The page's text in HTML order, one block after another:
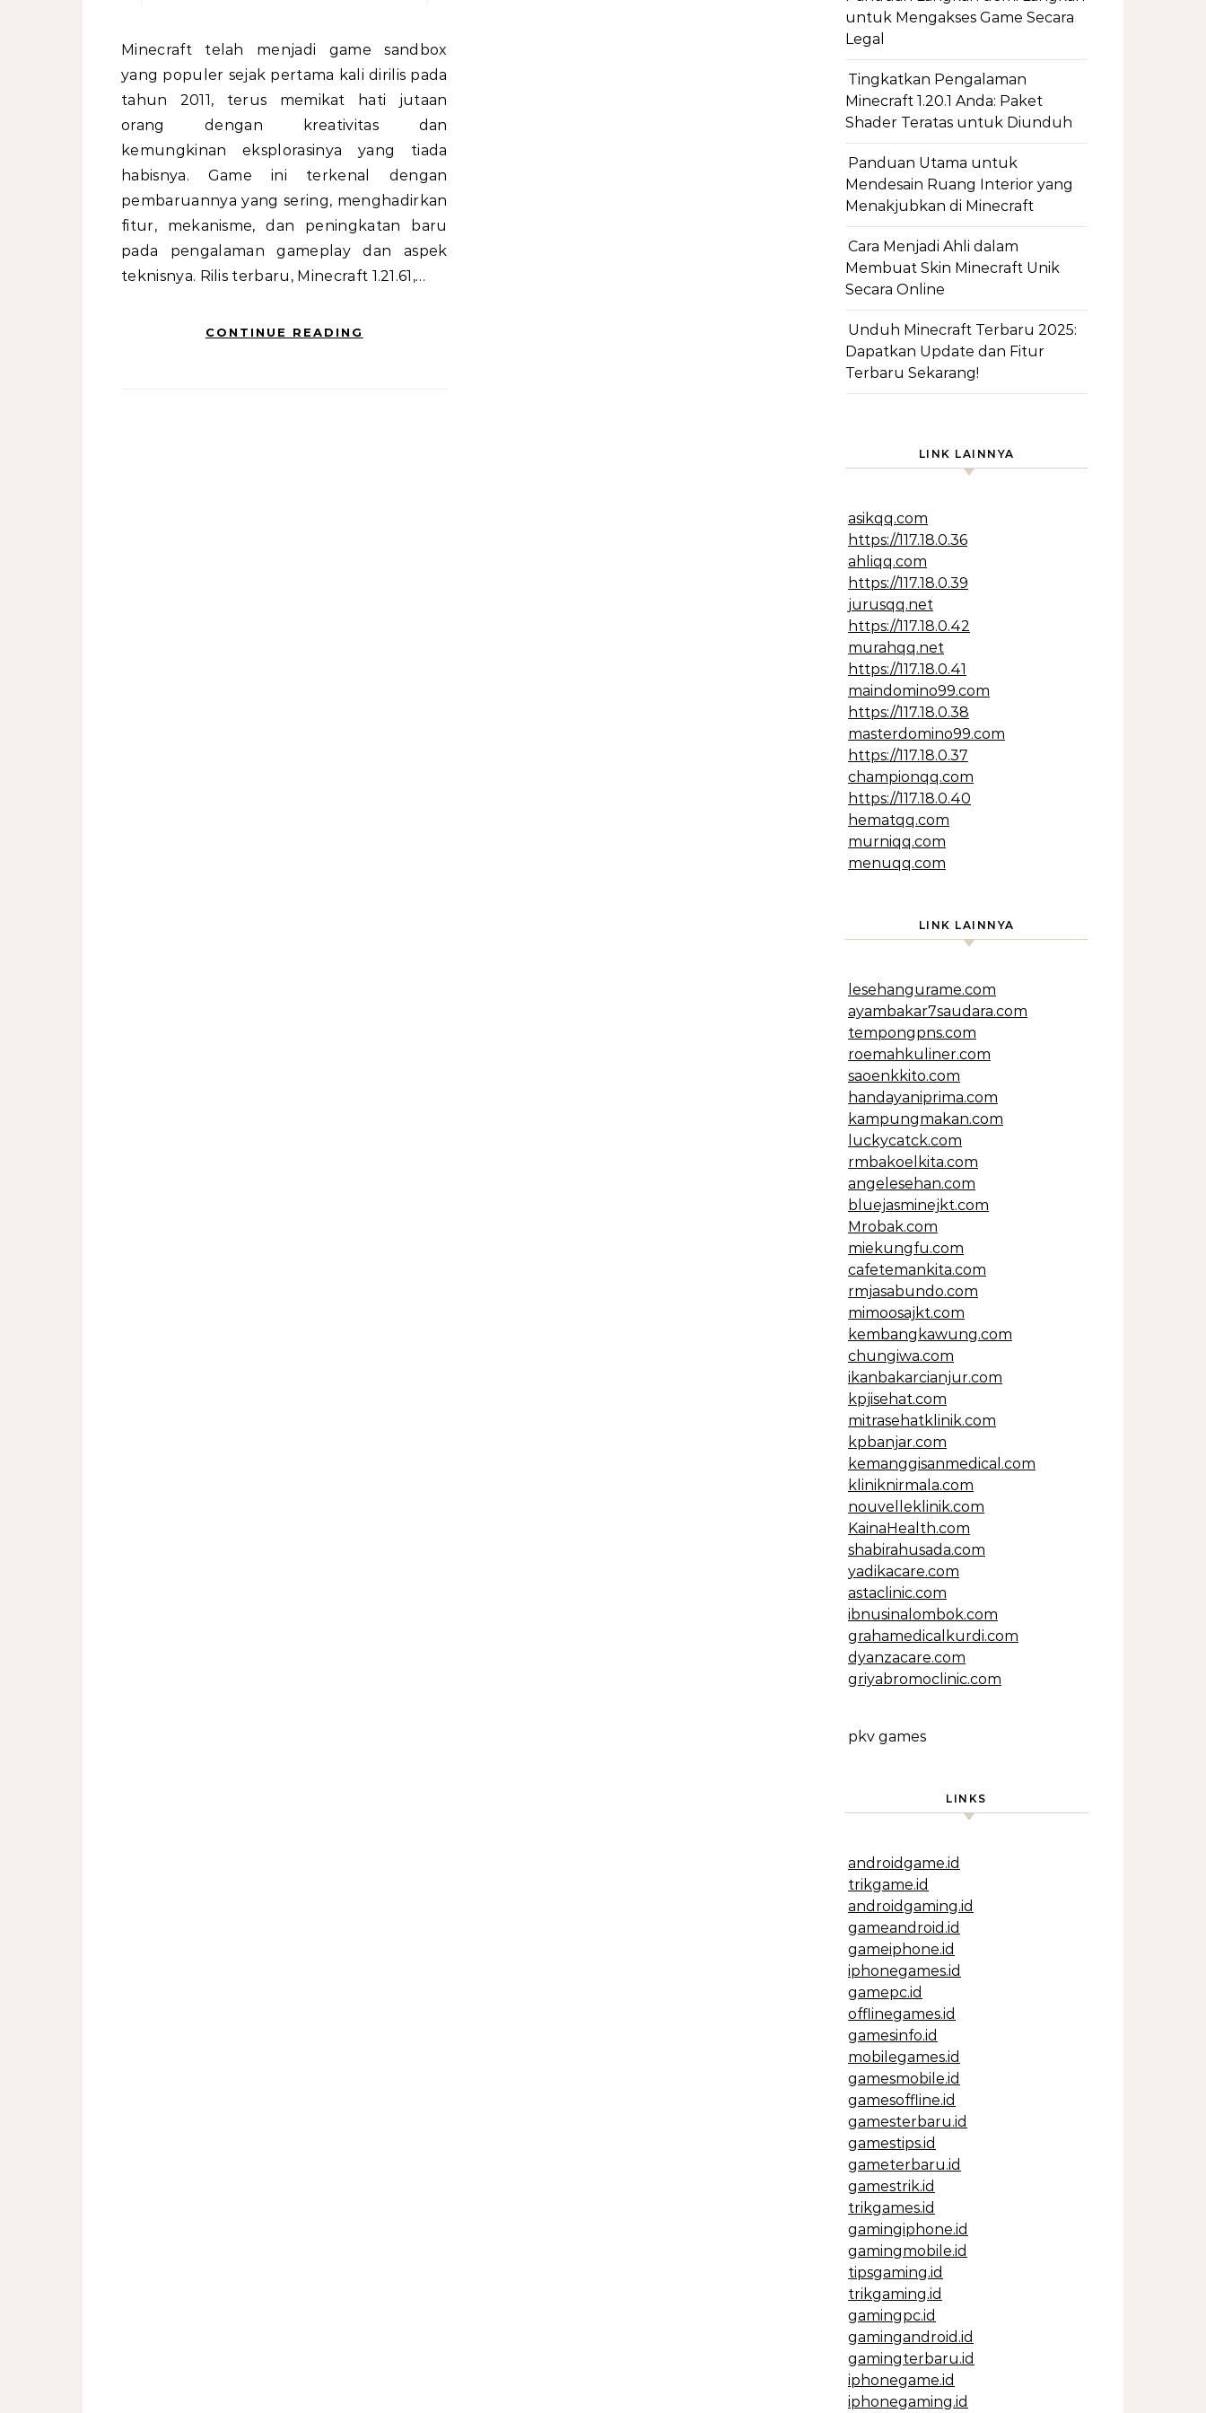
Minecraft telah menjadi game sandbox
yang populer sejak pertama kali dirilis pada
tahun 2011, terus memikat hati jutaan
orang dengan kreativitas dan
kemungkinan eksplorasinya yang tiada
habisnya. Game ini terkenal dengan
pembaruannya yang sering, menghadirkan
fitur, mekanisme, dan peningkatan baru
pada pengalaman gameplay dan aspek
teknisnya. Rilis terbaru, Minecraft 1.21.61,…
CONTINUE READING
untuk Mengakses Game Secara
Legal
Tingkatkan Pengalaman
Minecraft 1.20.1 Anda: Paket
Shader Teratas untuk Diunduh
Panduan Utama untuk
Mendesain Ruang Interior yang
Menakjubkan di Minecraft
Cara Menjadi Ahli dalam
Membuat Skin Minecraft Unik
Secara Online
Unduh Minecraft Terbaru 2025:
Dapatkan Update dan Fitur
Terbaru Sekarang!
LINK LAINNYA
asikqq.com
https://117.18.0.36
ahliqq.com
https://117.18.0.39
jurusqq.net
https://117.18.0.42
murahqq.net
https://117.18.0.41
maindomino99.com
https://117.18.0.38
masterdomino99.com
https://117.18.0.37
championqq.com
https://117.18.0.40
hematqq.com
murniqq.com
menuqq.com
LINK LAINNYA
lesehangurame.com
ayambakar7saudara.com
tempongpns.com
roemahkuliner.com
saoenkkito.com
handayaniprima.com
kampungmakan.com
luckycatck.com
rmbakoelkita.com
angelesehan.com
bluejasminejkt.com
Mrobak.com
miekungfu.com
cafetemankita.com
rmjasabundo.com
mimoosajkt.com
kembangkawung.com
chungiwa.com
ikanbakarcianjur.com
kpjisehat.com
mitrasehatklinik.com
kpbanjar.com
kemanggisanmedical.com
kliniknirmala.com
nouvelleklinik.com
KainaHealth.com
shabirahusada.com
yadikacare.com
astaclinic.com
ibnusinalombok.com
grahamedicalkurdi.com
dyanzacare.com
griyabromoclinic.com
pkv games
LINKS
androidgame.id
trikgame.id
androidgaming.id
gameandroid.id
gameiphone.id
iphonegames.id
gamepc.id
offlinegames.id
gamesinfo.id
mobilegames.id
gamesmobile.id
gamesoffline.id
gamesterbaru.id
gamestips.id
gameterbaru.id
gamestrik.id
trikgames.id
gamingiphone.id
gamingmobile.id
tipsgaming.id
trikgaming.id
gamingpc.id
gamingandroid.id
gamingterbaru.id
iphonegame.id
iphonegaming.id